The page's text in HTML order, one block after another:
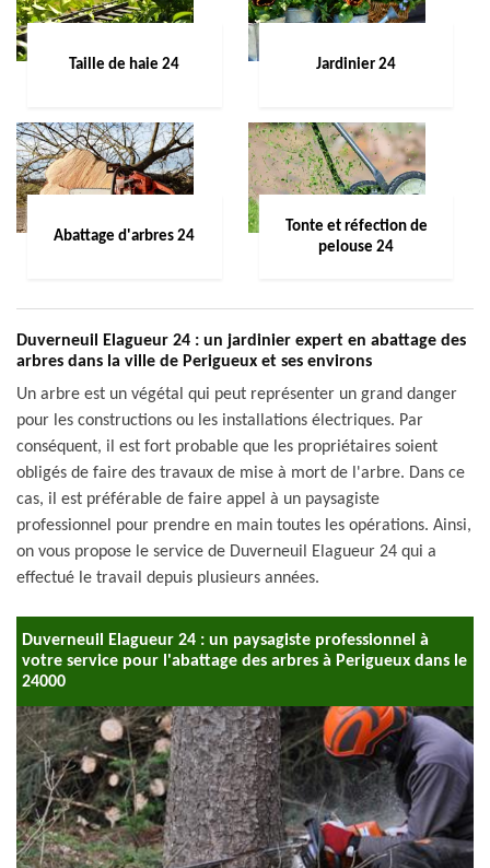
Taille de haie 24 Jardinier 24
Abattage d'arbres 24
Tonte et réfection de
pelouse 24
Duverneuil Elagueur 24 : un jardinier expert en abattage des
arbres dans la ville de Perigueux et ses environs
Un arbre est un végétal qui peut représenter un grand danger
pour les constructions ou les installations électriques. Par
conséquent, il est fort probable que les propriétaires soient
obligés de faire des travaux de mise à mort de l'arbre. Dans ce
cas, il est préférable de faire appel à un paysagiste
professionnel pour prendre en main toutes les opérations. Ainsi,
on vous propose le service de Duverneuil Elagueur 24 qui a
effectué le travail depuis plusieurs années.
Duverneuil Elagueur 24 : un paysagiste professionnel à
votre service pour l'abattage des arbres à Perigueux dans le
24000